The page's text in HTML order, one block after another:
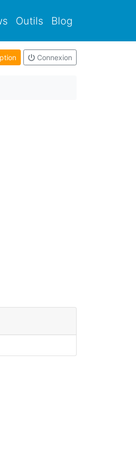
Outils Blog
Connexion